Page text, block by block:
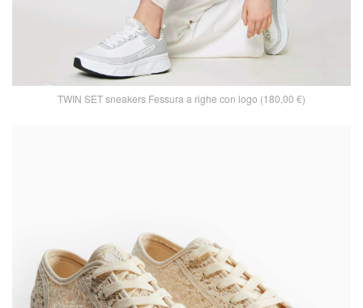
TWIN SET sneakers Fessura a righe con logo (180,00 €)